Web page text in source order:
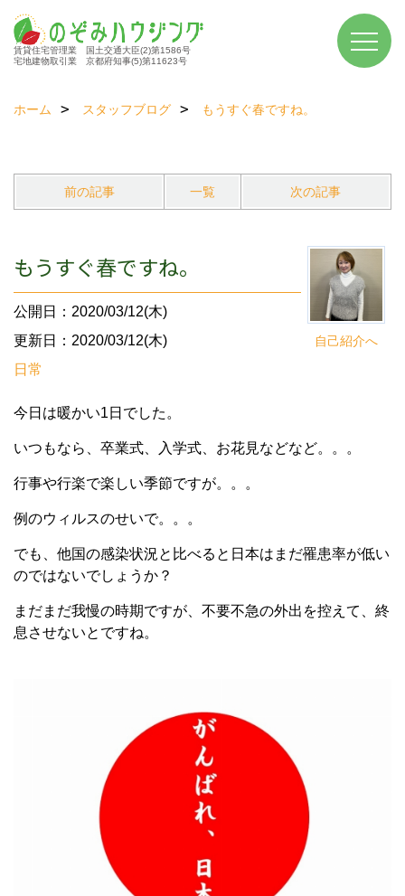
賃貸住宅管理業 国土交通大臣(2)第1586号
宅地建物取引業 京都府知事(5)第11623号
ホーム スタッフブログ もうすぐ春ですね。
前の記事 一覧 次の記事
自己紹介へ
もうすぐ春ですね。
公開日：2020/03/12(木)
更新日：2020/03/12(木)
日常
今日は暖かい1日でした。
いつもなら、卒業式、入学式、お花見などなど。。。
行事や行楽で楽しい季節ですが。。。
例のウィルスのせいで。。。
でも、他国の感染状況と比べると日本はまだ罹患率が低い
のではないでしょうか？
まだまだ我慢の時期ですが、不要不急の外出を控えて、終
息させないとですね。